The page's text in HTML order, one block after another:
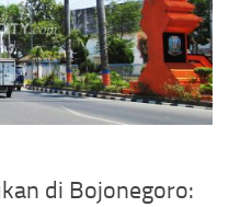
di Bojonegoro: